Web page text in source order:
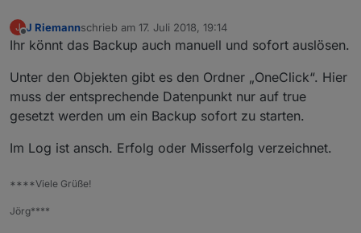
J
Offline
J Riemannschrieb am 17. Juli 2018, 19:14
zuletzt editiert von
Ihr könnt das Backup auch manuell und sofort auslösen.
Unter den Objekten gibt es den Ordner „OneClick“. Hier
muss der entsprechende Datenpunkt nur auf true
gesetzt werden um ein Backup sofort zu starten.
Im Log ist ansch. Erfolg oder Misserfolg verzeichnet.
****Viele Grüße!
Jörg****